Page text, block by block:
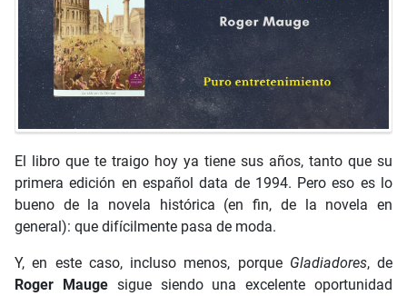
El libro que te traigo hoy ya tiene sus años, tanto que su
primera edición en español data de 1994. Pero eso es lo
bueno de la novela histórica (en fin, de la novela en
general): que difícilmente pasa de moda.
Y, en este caso, incluso menos, porque Gladiadores, de
Roger Maugesigue siendo una excelente oportunidad